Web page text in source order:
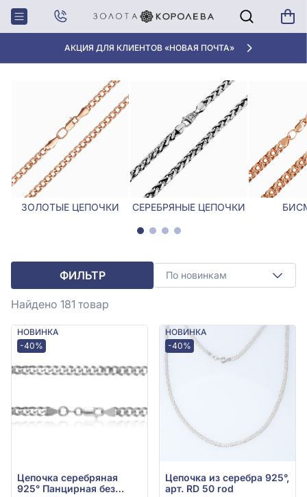
АКЦИЯ ДЛЯ КЛИЕНТОВ «НОВАЯ ПОЧТА»
Главная Цепочки Серебряные цепочки
СЕРЕБРЯНЫЕ ЦЕПОЧКИ
ЗОЛОТЫЕ ЦЕПОЧКИ СЕРЕБРЯНЫЕ ЦЕПОЧКИ
ФИЛЬТР По новинкам
Найдено 181 товар
НОВИНКА
-40%
Цепочка серебряная
925° Панцирная без
НОВИНКА
-40%
Цепочка из серебра 925°,
арт. RD 50 rod